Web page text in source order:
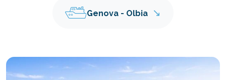
Genova - Olbia ↘